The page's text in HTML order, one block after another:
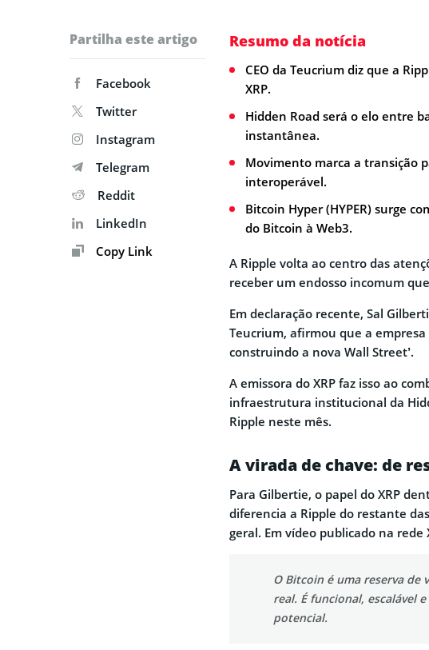
Partilha este artigo
Facebook
Twitter
Instagram
Telegram
Reddit
LinkedIn
Copy Link
Resumo da notícia
CEO da Teucrium diz que a
XRP.
Hidden Road será o elo entre
instantânea.
Movimento marca a transição
interoperável.
Bitcoin Hyper (HYPER) surge
do Bitcoin à Web3.
A Ripple volta ao centro das
receber um endosso incomum
Em declaração recente, Sal
Teucrium, afirmou que a
construindo a nova Wall Street’.
A emissora do XRP faz isso ao
infraestrutura institucional da
Ripple neste mês.
A virada de chave: de
Para Gilbertie, o papel do XRP
diferencia a Ripple do restante das
geral. Em vídeo publicado na
O Bitcoin é uma reserva de
real. É funcional, escalável
potencial.